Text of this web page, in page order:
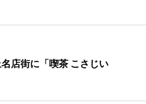
店街に「喫茶 こさじい